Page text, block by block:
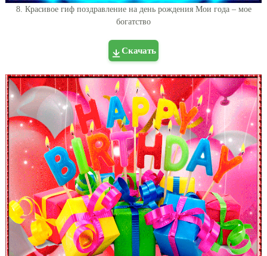
8. Красивое гиф поздравление на день рождения Мои года – мое
богатство
Скачать